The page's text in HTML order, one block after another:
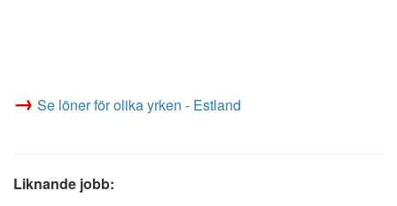
→ Se löner för olika yrken - Estland
Liknande jobb: